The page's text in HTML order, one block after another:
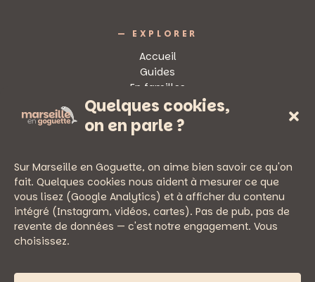
Quelques cookies,
on en parle ?
Sur Marseille en Goguette, on aime bien savoir ce qu'on
fait. Quelques cookies nous aident à mesurer ce que
vous lisez (Google Analytics) et à afficher du contenu
intégré (Instagram, vidéos, cartes). Pas de pub, pas de
revente de données — c'est notre engagement. Vous
choisissez.
— EXPLORER
Accueil
Guides
En familles
Sorties
— PRATIQUE
Newsletter